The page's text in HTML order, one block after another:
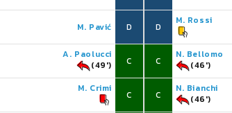
M. Pavić D
A. Paolucci
(49')
C
M. Crimi
C
D
M. Rossi
C
N. Bellomo
(46')
C
N. Bianchi
(46')